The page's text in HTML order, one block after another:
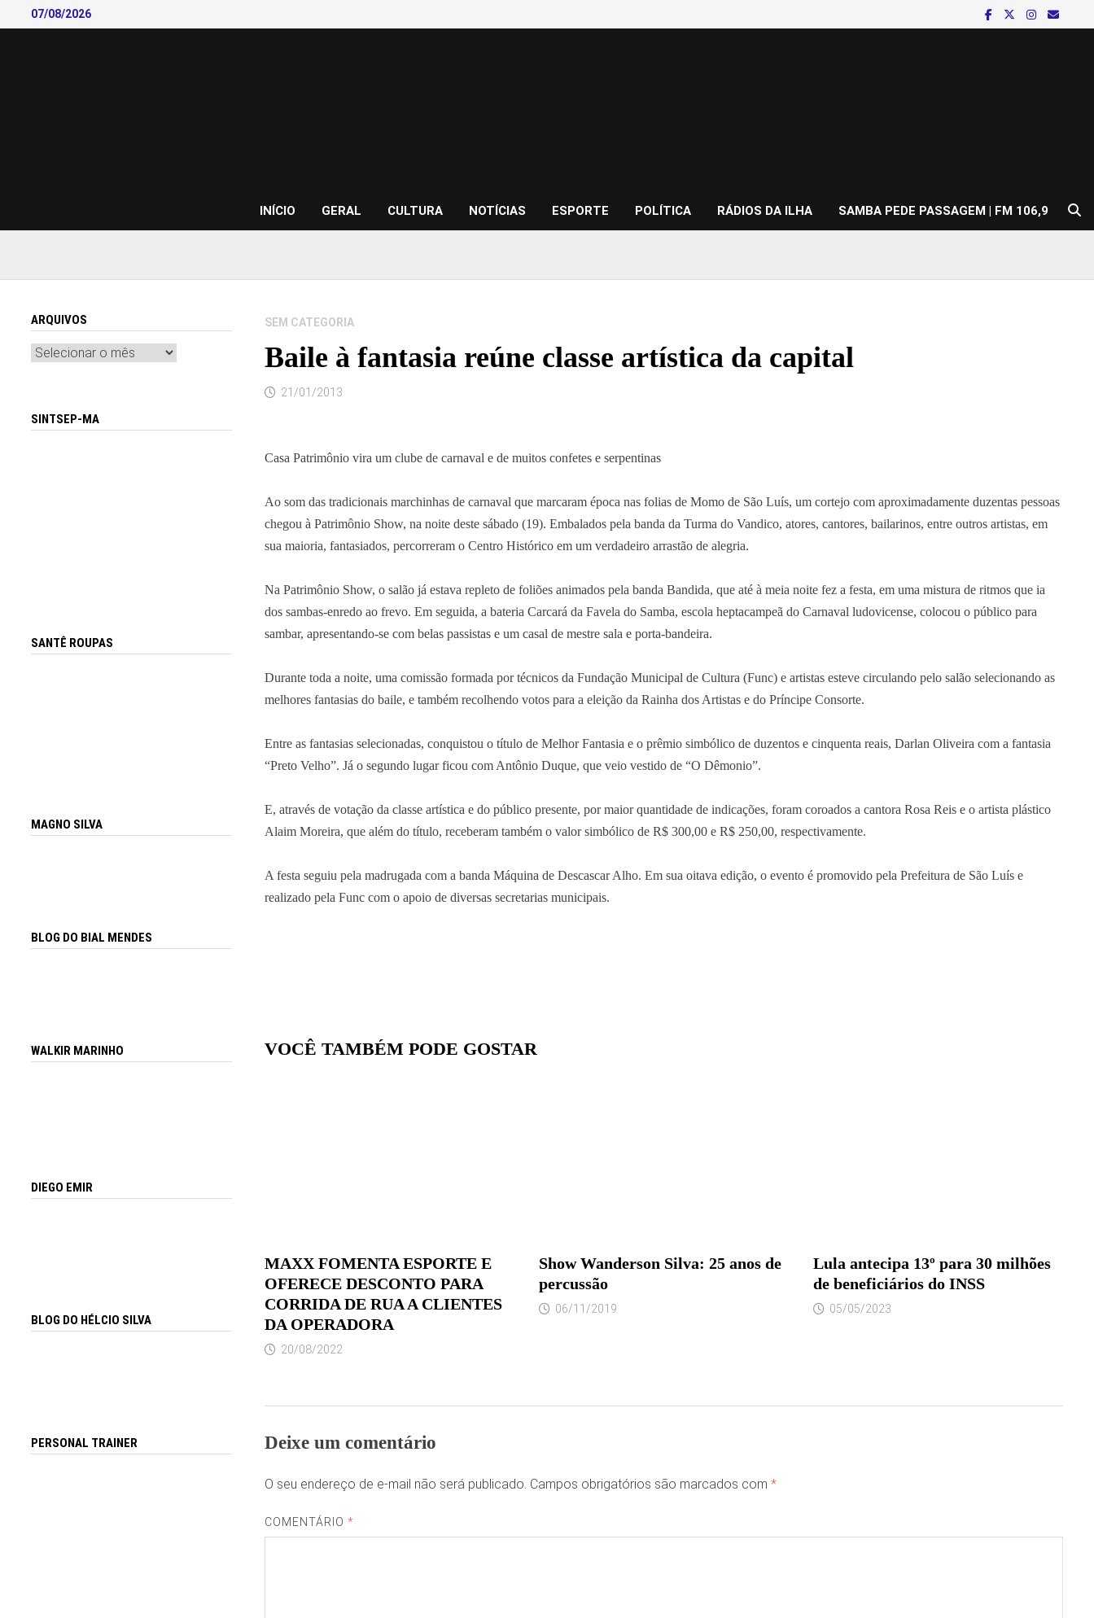
to
07/08/2026
INÍCIO GERAL CULTURA NOTÍCIAS ESPORTE POLÍTICA RÁDIOS DA ILHA SAMBA PEDE PASSAGEM | FM 106,9
SEM CATEGORIA
Baile à fantasia reúne classe artística da capital
21/01/2013
Casa Patrimônio vira um clube de carnaval e de muitos confetes e serpentinas
Ao som das tradicionais marchinhas de carnaval que marcaram época nas folias de Momo de São Luís, um cortejo com aproximadamente duzentas pessoas
chegou à Patrimônio Show, na noite deste sábado (19). Embalados pela banda da Turma do Vandico, atores, cantores, bailarinos, entre outros artistas, em
sua maioria, fantasiados, percorreram o Centro Histórico em um verdadeiro arrastão de alegria.
Na Patrimônio Show, o salão já estava repleto de foliões animados pela banda Bandida, que até à meia noite fez a festa, em uma mistura de ritmos que ia
dos sambas-enredo ao frevo. Em seguida, a bateria Carcará da Favela do Samba, escola heptacampeã do Carnaval ludovicense, colocou o público para
sambar, apresentando-se com belas passistas e um casal de mestre sala e porta-bandeira.
Durante toda a noite, uma comissão formada por técnicos da Fundação Municipal de Cultura (Func) e artistas esteve circulando pelo salão selecionando as
melhores fantasias do baile, e também recolhendo votos para a eleição da Rainha dos Artistas e do Príncipe Consorte.
Entre as fantasias selecionadas, conquistou o título de Melhor Fantasia e o prêmio simbólico de duzentos e cinquenta reais, Darlan Oliveira com a fantasia
“Preto Velho”. Já o segundo lugar ficou com Antônio Duque, que veio vestido de “O Dêmonio”.
E, através de votação da classe artística e do público presente, por maior quantidade de indicações, foram coroados a cantora Rosa Reis e o artista plástico
Alaim Moreira, que além do título, receberam também o valor simbólico de R$ 300,00 e R$ 250,00, respectivamente.
A festa seguiu pela madrugada com a banda Máquina de Descascar Alho. Em sua oitava edição, o evento é promovido pela Prefeitura de São Luís e
realizado pela Func com o apoio de diversas secretarias municipais.
VOCÊ TAMBÉM PODE GOSTAR
MAXX FOMENTA ESPORTE E
OFERECE DESCONTO PARA
CORRIDA DE RUA A CLIENTES
DA OPERADORA
20/08/2022
Show Wanderson Silva: 25 anos de
percussão
06/11/2019
Lula antecipa 13º para 30 milhões
de beneficiários do INSS
05/05/2023
Deixe um comentário
O seu endereço de e-mail não será publicado. Campos obrigatórios são marcados com *
COMENTÁRIO*
ARQUIVOS
Arquivos
SINTSEP-MA
SANTÊ ROUPAS
MAGNO SILVA
BLOG DO BIAL MENDES
WALKIR MARINHO
DIEGO EMIR
BLOG DO HÉLCIO SILVA
PERSONAL TRAINER